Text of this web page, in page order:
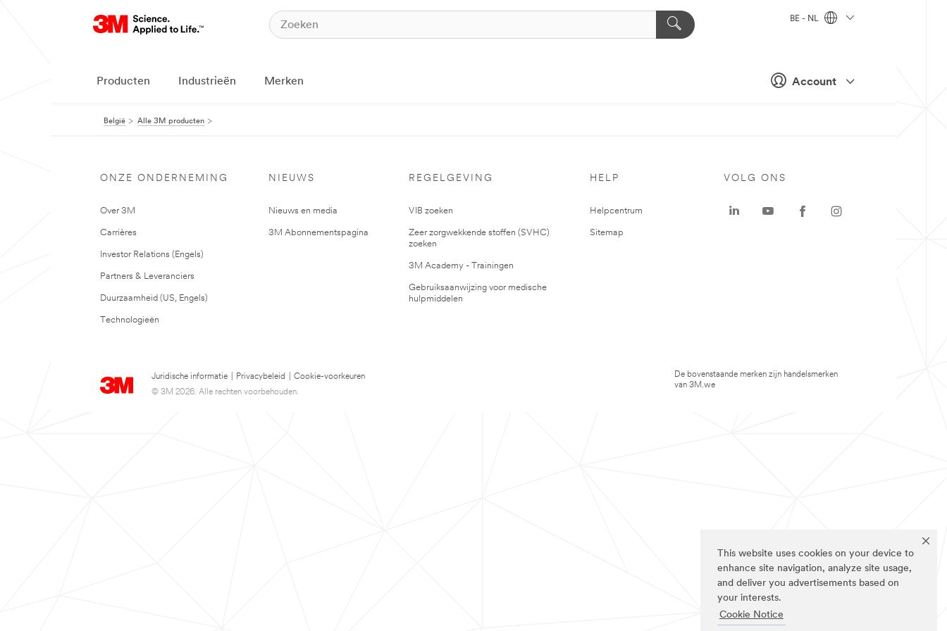
This website uses cookies on your device to
enhance site navigation, analyze site usage,
and deliver you advertisements based on
your interests.
Cookie Notice
Account
BE - NL
Producten Industrieën Merken
België Alle 3M producten
ONZE ONDERNEMING
Over 3M
Carrières
Investor Relations (Engels)
Partners & Leveranciers
Duurzaamheid (US, Engels)
Technologieën
NIEUWS
Nieuws en media
3M Abonnementspagina
REGELGEVING
VIB zoeken
Zeer zorgwekkende stoffen (SVHC)
zoeken
3M Academy - Trainingen
Gebruiksaanwijzing voor medische
hulpmiddelen
HELP
Helpcentrum
Sitemap
Juridische informatie Privacybeleid
Cookie-voorkeuren
© 3M 2026. Alle rechten voorbehouden.
VOLG ONS
De bovenstaande merken zijn handelsmerken
van 3M.we